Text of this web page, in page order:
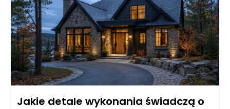
pożyczkę.
Jakie detale wykonania świadczą o